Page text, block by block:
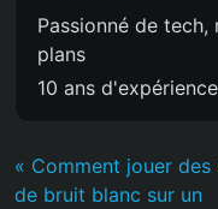
Passionné de
plans
10 ans d'expérience
« Comment jouer des
de bruit blanc sur un